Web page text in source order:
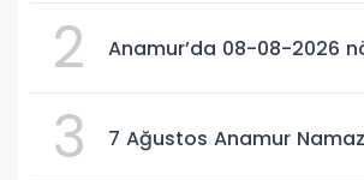
2 Anamur’da 08-08-2026
3 7 Ağustos Anamur